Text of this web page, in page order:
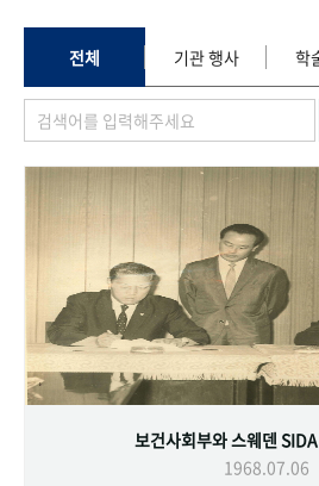
성과 50선 숫자로 보는 50년
세계와 함께 한 KIHASA
VR 역사관
전체 기관 행사 학
보건사회부와 스웨덴
1968.07.06